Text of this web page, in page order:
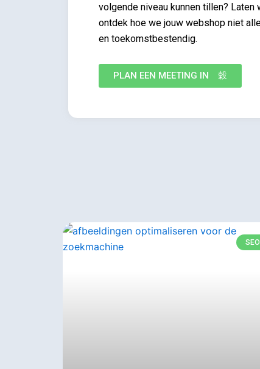
volgende niveau kunnen tillen?
ontdek hoe we jouw webshop niet
en toekomstbestendig.
PLAN EEN MEETING IN
SEO